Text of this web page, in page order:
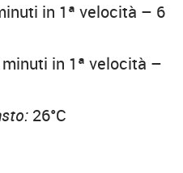
in 1ª velocità – 6
minuti in 1ª velocità –
26°C